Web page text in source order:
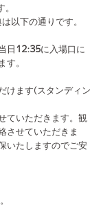
に入場口に
撮影可能
した撮影
ていただ
させてい
いたします
る場合が